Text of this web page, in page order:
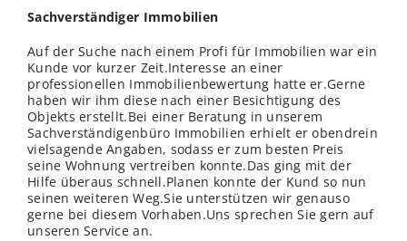
Sachverständiger Immobilien
Auf der Suche nach einem Profi für Immobilien war ein
Kunde vor kurzer Zeit.Interesse an einer
professionellen Immobilienbewertung hatte er.Gerne
haben wir ihm diese nach einer Besichtigung des
Objekts erstellt.Bei einer Beratung in unserem
Sachverständigenbüro Immobilien erhielt er obendrein
vielsagende Angaben, sodass er zum besten Preis
seine Wohnung vertreiben konnte.Das ging mit der
Hilfe überaus schnell.Planen konnte der Kund so nun
seinen weiteren Weg.Sie unterstützen wir genauso
gerne bei diesem Vorhaben.Uns sprechen Sie gern auf
unseren Service an.